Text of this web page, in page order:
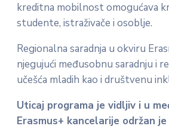
kreditna mobilnost omogućava
studente, istraživače i osoblje.
Regionalna saradnja u okviru
njegujući međusobnu saradnju i
učešća mladih kao i društvenu
Uticaj programa je vidljiv i u
Erasmus+ kancelarije održan